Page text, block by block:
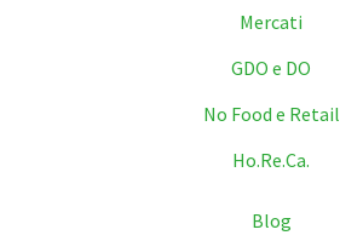
Mercati
GDO e DO
No Food e Retail
Ho.Re.Ca.
Blog